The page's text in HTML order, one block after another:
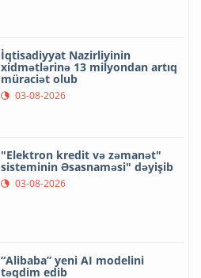
İqtisadiyyat Nazirliyinin
xidmətlərinə 13 milyondan artıq
müraciət olub
03-08-2026
"Elektron kredit və zəmanət"
sisteminin Əsasnaməsi" dəyişib
03-08-2026
“Alibaba” yeni AI modelini
təqdim edib